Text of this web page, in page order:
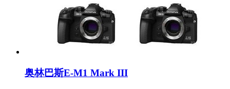
奥林巴斯E-M1 Mark III